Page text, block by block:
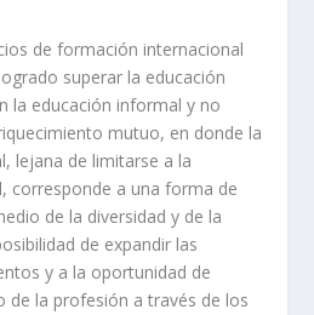
de formación internacional
superar la educación
la educación informal y no
mutuo, en donde la
lejana de limitarse a la
corresponde a una forma de
de la diversidad y de la
de expandir las
y a la oportunidad de
de la profesión a través de los